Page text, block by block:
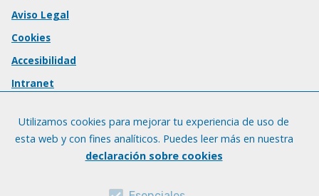
Aviso Legal
Cookies
Accesibilidad
Intranet
Utilizamos cookies para mejorar tu experiencia de uso de
esta web y con fines analíticos. Puedes leer más en nuestra
declaración sobre cookies